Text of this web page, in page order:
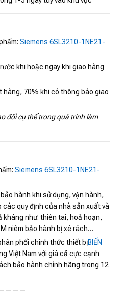
Siemens 6SL3210-1NE21-
khi hoặc ngay khi giao hàng
hàng, 70% khi có thông báo giao
đổi cụ thể trong quá trình làm
Siemens 6SL3210-1NE21-
hành khi sử dụng, vận hành,
quy định của nhà sản xuất và
kháng như: thiên tai, hoả hoạn,
niêm bảo hành bị xé rách…
phối chính thức thiết bịBIẾN
Việt Nam với giá cả cực cạnh
bảo hành chính hãng trong 12